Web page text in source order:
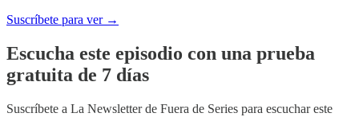
Suscríbete para ver →
Escucha este episodio con una prueba
gratuita de 7 días
Suscríbete a La Newsletter de Fuera de Series para escuchar este